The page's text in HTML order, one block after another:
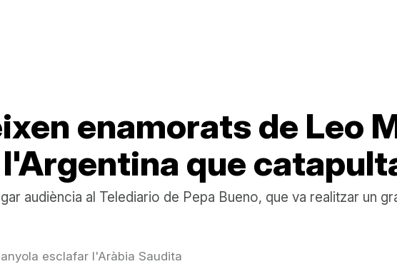
enamorats de Leo
que
audiència al Telediario de Pepa Bueno, que va realitzar un
esclafar l'Aràbia Saudita